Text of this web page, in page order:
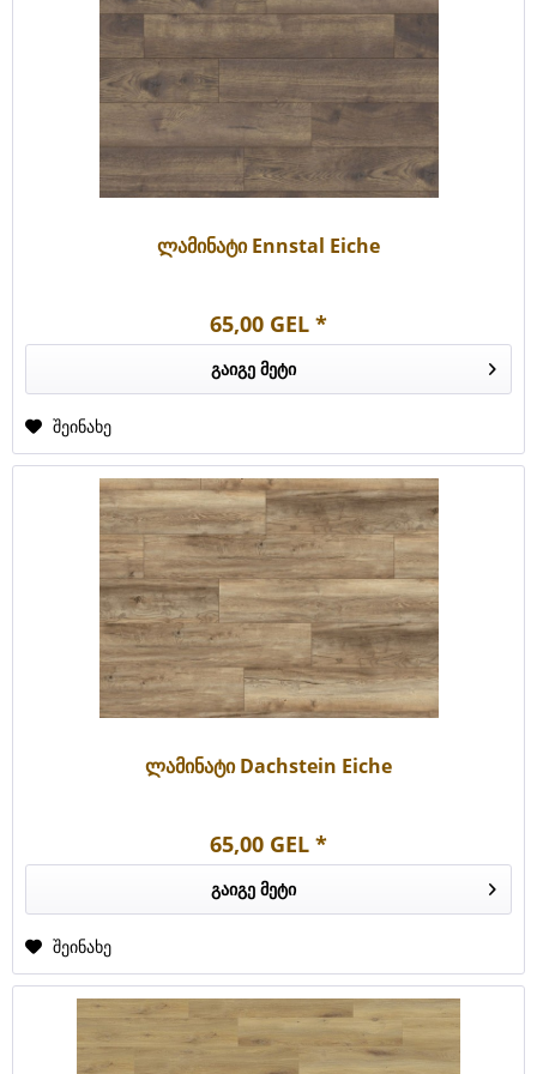
ლამინატი Ennstal Eiche
65,00 GEL *
გაიგე მეტი
შეინახე
ლამინატი Dachstein Eiche
65,00 GEL *
გაიგე მეტი
შეინახე